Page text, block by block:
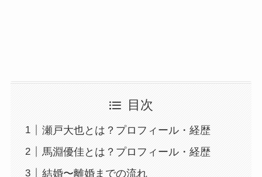
目次
瀬戸大也とは？プロフィール・経歴
馬淵優佳とは？プロフィール・経歴
結婚〜離婚までの流れ